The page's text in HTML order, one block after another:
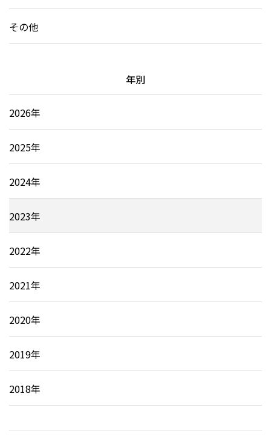
その他
年別
2026年
2025年
2024年
2023年
2022年
2021年
2020年
2019年
2018年